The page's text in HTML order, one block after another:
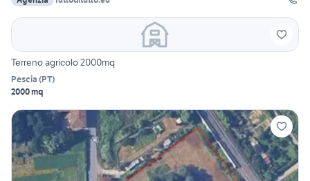
Terreno agricolo 2000mq
Pescia (PT)
2000 mq